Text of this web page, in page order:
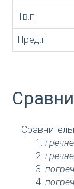
Тв.п
Пред.п